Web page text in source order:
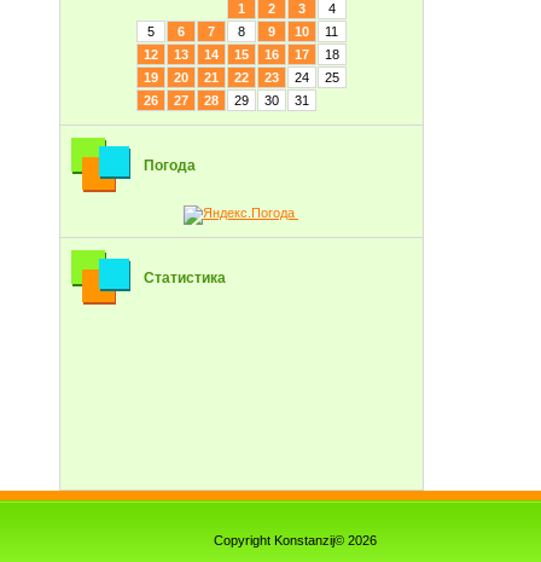
1
2 3
4
5
6 7 8 9 10
11
12
13 14 15 16 17
18
19
20 21 22 23 24
25
26
27 28 29 30 31
Погода
Статистика
Copyright Konstanzij© 2026